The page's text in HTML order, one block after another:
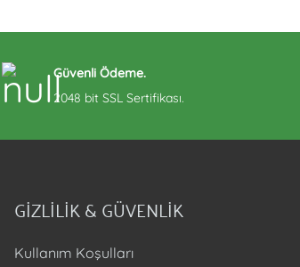
Güvenli Ödeme.
2048 bit SSL Sertifikası.
GİZLİLİK & GÜVENLİK
Kullanım Koşulları